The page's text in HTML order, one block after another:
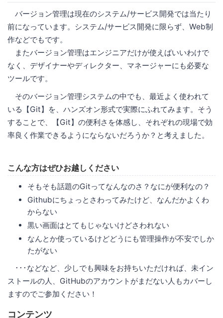
バージョン管理は現在のシステム/サービス開発では当たり
前になっています。システム/サービス開発に限らず、Web制
作などでもです。
またバージョン管理はエンジニアだけが使えばいいわけで
なく、デザイナーやディレクター、マネージャーにも必要な
ツールです。
そのバージョン管理システムの中でも、最近よく使われて
いる【Git】を、ハンズオン形式で実際にふれてみます。そう
することで、【Git】の便利さを体感し、それぞれの現場で効
率良く作業できるようにならないだろうか？と考えました。
こんな方はぜひお越しください
そもそも話題のGitってなんなのさ？なにが便利なの？
Githubにちょっとさわってみたけど、なんだかよくわ
からない
黒い画面はとてもじゃないけどさわれない
なんとか使っているけどどうにも管理操作が不安でしか
たがない
･･･などなど、少しでも興味をお持ちいただければ、未イン
ストールの人、GitHubのアカウントがまだない人もカバーし
ますのでご参加ください！
コンテンツ